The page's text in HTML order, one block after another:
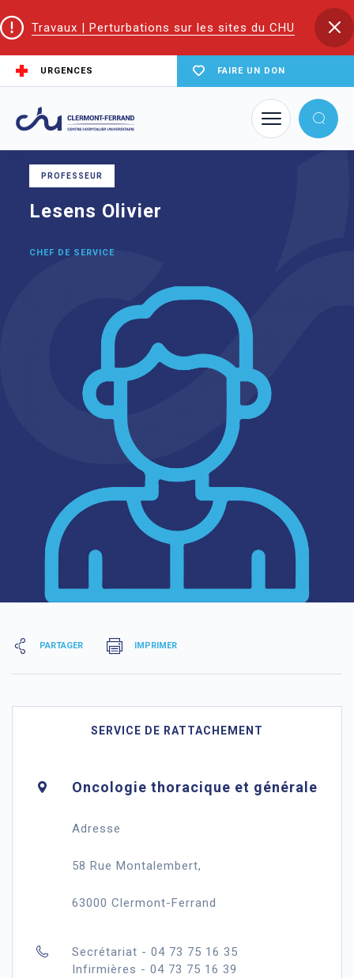
Travaux | Perturbations sur les sites du CHU
URGENCES FAIRE UN DON
Accueil
Oncologie thoracique et générale
Lesens Olivier
PROFESSEUR
Lesens Olivier
CHEF DE SERVICE
PARTAGER IMPRIMER
SERVICE DE RATTACHEMENT
Oncologie thoracique et générale
Adresse
58 Rue Montalembert,
63000 Clermont-Ferrand
Secrétariat - 04 73 75 16 35
Infirmières - 04 73 75 16 39